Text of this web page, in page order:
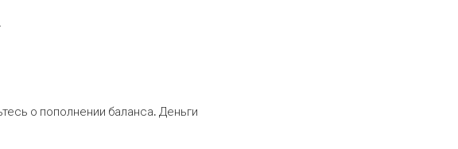
о пополнении баланса. Деньги